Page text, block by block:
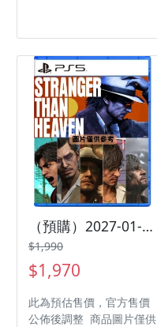
台：PlayStation 5 遊戲
類型：角色扮演 遊玩人
數： 1 人 作品分級：輔
15 級 製作廠商：ATLUS
發行廠商：SEGA
（預購）2027-01-15 PS5 異於天堂 Stranger Than Heaven 中文版
$1,990
$1,970
此為預估售價，官方售價
公佈後調整 商品圖片僅供